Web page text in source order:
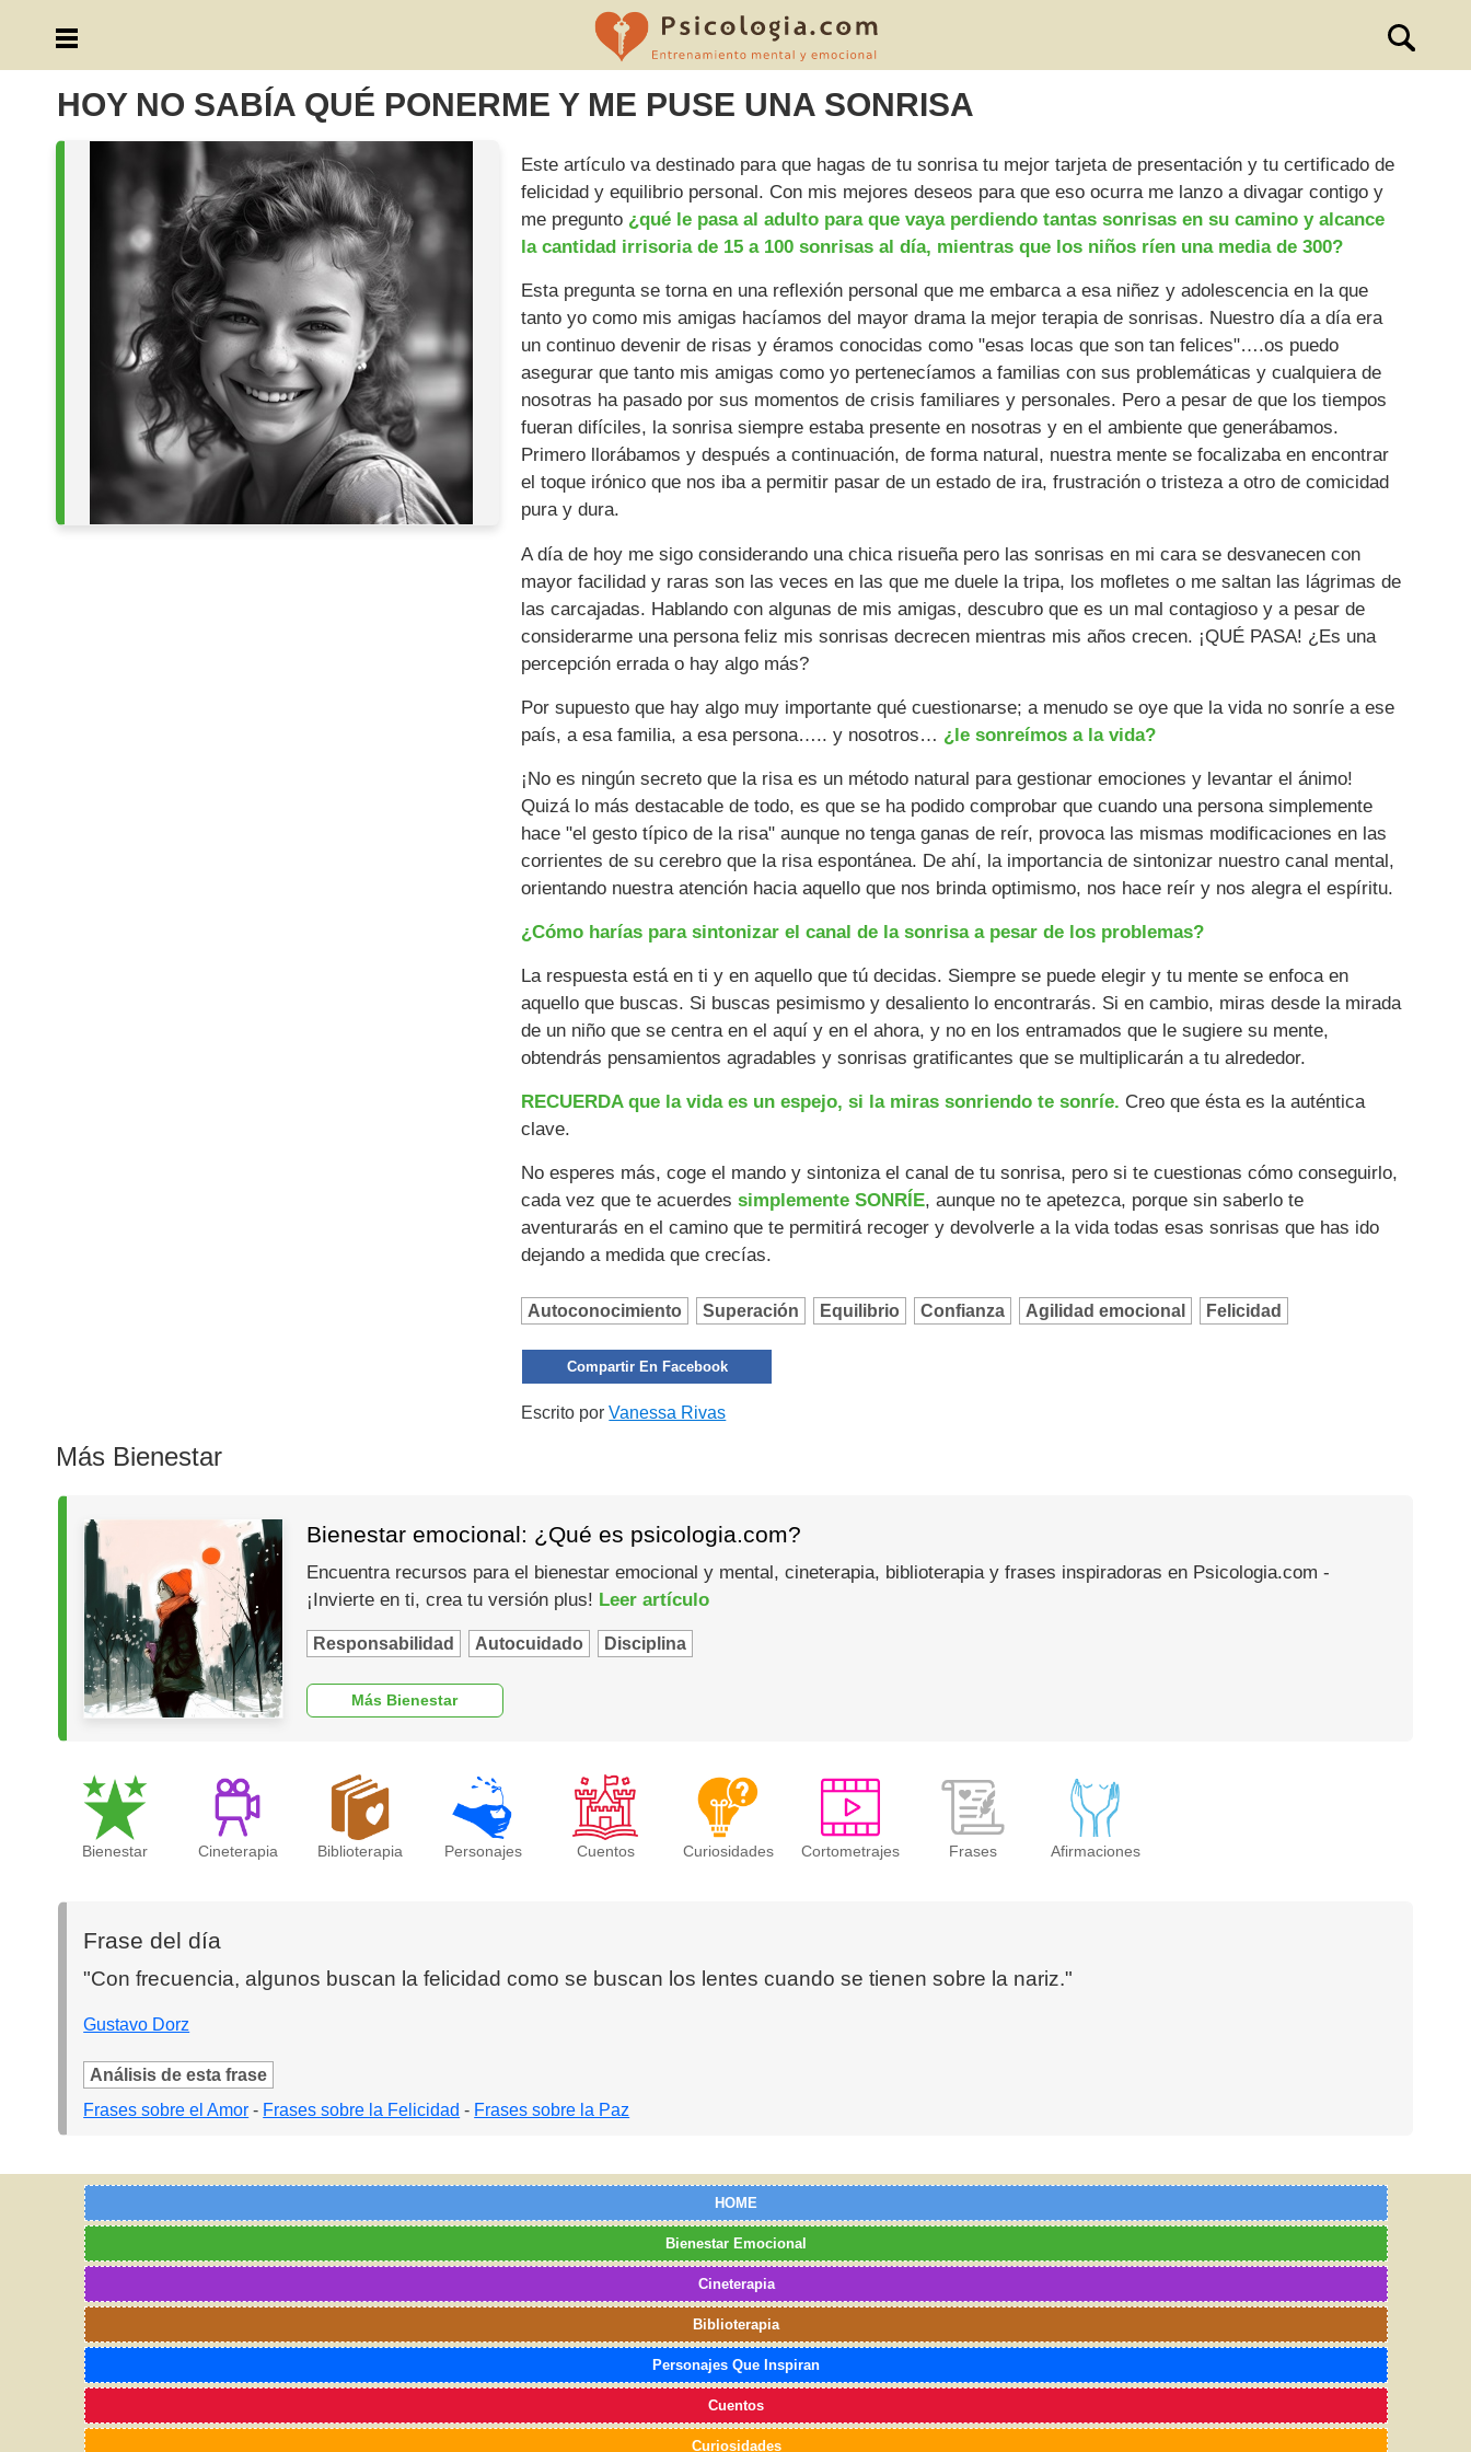
HOY NO SABÍA QUÉ PONERME Y ME PUSE UNA SONRISA
Este artículo va destinado para que hagas de tu sonrisa tu mejor tarjeta de presentación y tu certificado de
felicidad y equilibrio personal. Con mis mejores deseos para que eso ocurra me lanzo a divagar contigo y
me pregunto ¿qué le pasa al adulto para que vaya perdiendo tantas sonrisas en su camino y alcance
la cantidad irrisoria de 15 a 100 sonrisas al día, mientras que los niños ríen una media de 300?
Esta pregunta se torna en una reflexión personal que me embarca a esa niñez y adolescencia en la que
tanto yo como mis amigas hacíamos del mayor drama la mejor terapia de sonrisas. Nuestro día a día era
un continuo devenir de risas y éramos conocidas como "esas locas que son tan felices"….os puedo
asegurar que tanto mis amigas como yo pertenecíamos a familias con sus problemáticas y cualquiera de
nosotras ha pasado por sus momentos de crisis familiares y personales. Pero a pesar de que los tiempos
fueran difíciles, la sonrisa siempre estaba presente en nosotras y en el ambiente que generábamos.
Primero llorábamos y después a continuación, de forma natural, nuestra mente se focalizaba en encontrar
el toque irónico que nos iba a permitir pasar de un estado de ira, frustración o tristeza a otro de comicidad
pura y dura.
A día de hoy me sigo considerando una chica risueña pero las sonrisas en mi cara se desvanecen con
mayor facilidad y raras son las veces en las que me duele la tripa, los mofletes o me saltan las lágrimas de
las carcajadas. Hablando con algunas de mis amigas, descubro que es un mal contagioso y a pesar de
considerarme una persona feliz mis sonrisas decrecen mientras mis años crecen. ¡QUÉ PASA! ¿Es una
percepción errada o hay algo más?
Por supuesto que hay algo muy importante qué cuestionarse; a menudo se oye que la vida no sonríe a ese
país, a esa familia, a esa persona….. y nosotros… ¿le sonreímos a la vida?
¡No es ningún secreto que la risa es un método natural para gestionar emociones y levantar el ánimo!
Quizá lo más destacable de todo, es que se ha podido comprobar que cuando una persona simplemente
hace "el gesto típico de la risa" aunque no tenga ganas de reír, provoca las mismas modificaciones en las
corrientes de su cerebro que la risa espontánea. De ahí, la importancia de sintonizar nuestro canal mental,
orientando nuestra atención hacia aquello que nos brinda optimismo, nos hace reír y nos alegra el espíritu.
¿Cómo harías para sintonizar el canal de la sonrisa a pesar de los problemas?
La respuesta está en ti y en aquello que tú decidas. Siempre se puede elegir y tu mente se enfoca en
aquello que buscas. Si buscas pesimismo y desaliento lo encontrarás. Si en cambio, miras desde la mirada
de un niño que se centra en el aquí y en el ahora, y no en los entramados que le sugiere su mente,
obtendrás pensamientos agradables y sonrisas gratificantes que se multiplicarán a tu alrededor.
RECUERDA que la vida es un espejo, si la miras sonriendo te sonríe. Creo que ésta es la auténtica
clave.
No esperes más, coge el mando y sintoniza el canal de tu sonrisa, pero si te cuestionas cómo conseguirlo,
cada vez que te acuerdessimplemente SONRÍE, aunque no te apetezca, porque sin saberlo te
aventurarás en el camino que te permitirá recoger y devolverle a la vida todas esas sonrisas que has ido
dejando a medida que crecías.
Autoconocimiento Superación Equilibrio Confianza Agilidad emocional Felicidad
Compartir En Facebook
Escrito porVanessa Rivas
Más Bienestar
Bienestar emocional: ¿Qué es psicologia.com?
Encuentra recursos para el bienestar emocional y mental, cineterapia, biblioterapia y frases inspiradoras en Psicologia.com -
¡Invierte en ti, crea tu versión plus! Leer artículo
Responsabilidad Autocuidado Disciplina
Más Bienestar
Bienestar Cineterapia Biblioterapia Personajes Cuentos Curiosidades Cortometrajes Frases Afirmaciones
Frase del día
"Con frecuencia, algunos buscan la felicidad como se buscan los lentes cuando se tienen sobre la nariz."
Gustavo Dorz
Análisis de esta frase
Frases sobre el Amor - Frases sobre la Felicidad - Frases sobre la Paz
HOME
Bienestar Emocional
Cineterapia
Biblioterapia
Personajes Que Inspiran
Cuentos
Curiosidades